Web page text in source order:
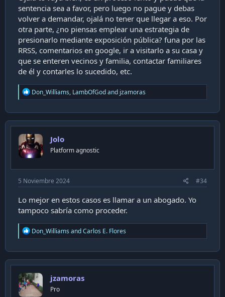
sentencia sea a favor, pero luego no pague y debas
volver a demandar, ojalá no tener que llegar a eso. Por
otra parte, ¿no piensas emplear una estrategia de
presionarlo mediante exposición pública? funa por las
RRSS, comentarios en google, ir a visitarlo a su casa y
que se enteren vecinos y familia, contactar familiares
de él y contarles lo sucedido, etc.
R
e
c
t
o
n
s
Don_Williams, LambOfGodand jzamoras
Jolo
Platform agnostic
5 Noviembre 2024 #34
Lo mejor en estos casos es llamar a un abogado. Yo
tampoco sabría como proceder.
R
e
c
t
o
n
Don_Williams andCarlos E. Flores
jzamoras
Pro